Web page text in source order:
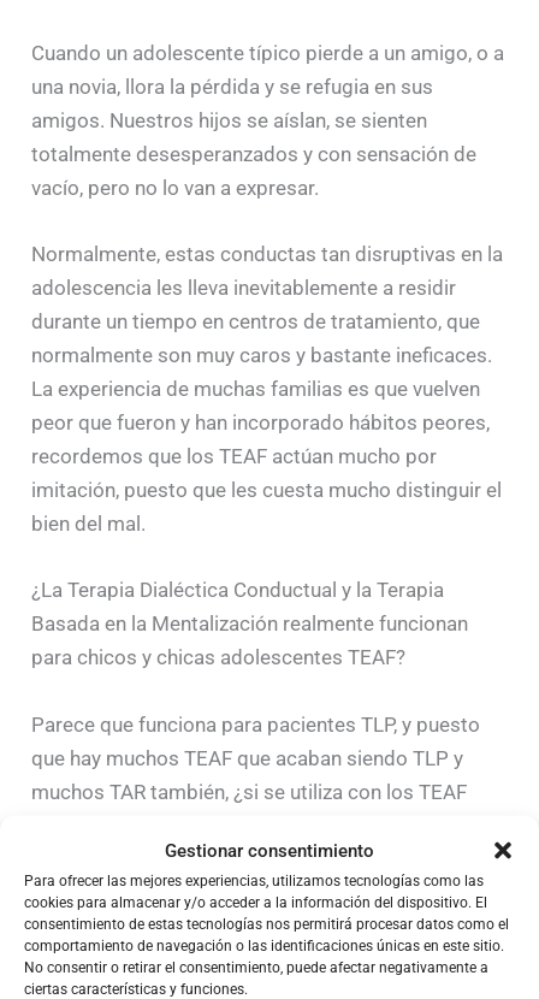
Gestionar consentimiento
Para ofrecer las mejores experiencias, utilizamos tecnologías como las
cookies para almacenar y/o acceder a la información del dispositivo. El
consentimiento de estas tecnologías nos permitirá procesar datos como el
comportamiento de navegación o las identificaciones únicas en este sitio.
No consentir o retirar el consentimiento, puede afectar negativamente a
ciertas características y funciones.
Cuando un adolescente típico pierde a un amigo, o a
una novia, llora la pérdida y se refugia en sus
amigos. Nuestros hijos se aíslan, se sienten
totalmente desesperanzados y con sensación de
vacío, pero no lo van a expresar.
Normalmente, estas conductas tan disruptivas en la
adolescencia les lleva inevitablemente a residir
durante un tiempo en centros de tratamiento, que
normalmente son muy caros y bastante ineficaces.
La experiencia de muchas familias es que vuelven
peor que fueron y han incorporado hábitos peores,
recordemos que los TEAF actúan mucho por
imitación, puesto que les cuesta mucho distinguir el
bien del mal.
¿La Terapia Dialéctica Conductual y la Terapia
Basada en la Mentalización realmente funcionan
para chicos y chicas adolescentes TEAF?
Parece que funciona para pacientes TLP, y puesto
que hay muchos TEAF que acaban siendo TLP y
muchos TAR también, ¿si se utiliza con los TEAF